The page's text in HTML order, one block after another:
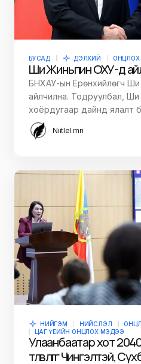
БУСАД ДЭЛХИЙ
Ши Жиньпин ОХУ-д
БНХАУ-ын Ерөнхийлөгч
айлчилна. Тодруулбал,
хоёрдугаар дайнд ялалт
Niitlel.mn
НИЙГЭМ НИЙСЛЭЛ
ЦАГ ҮЕИЙН ОНЦЛОХ МЭДЭЭ
Улаанбаатар хот 2040
төлөвлөгөөг Чингэлтэй,